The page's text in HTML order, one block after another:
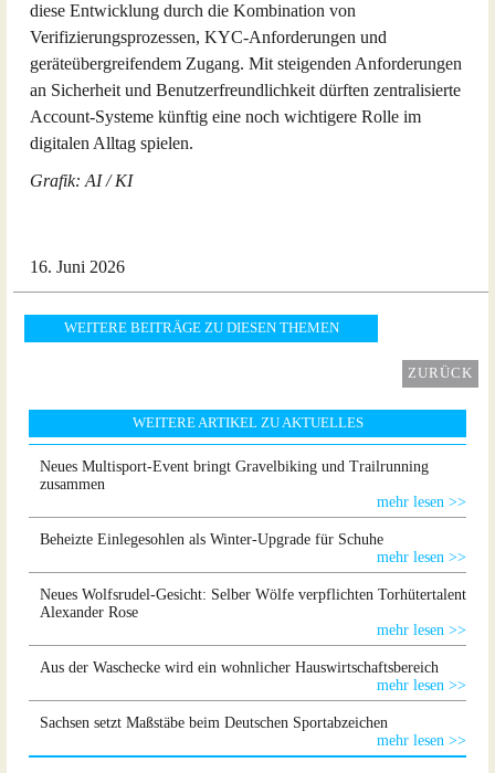
diese Entwicklung durch die Kombination von
Verifizierungsprozessen, KYC-Anforderungen und
geräteübergreifendem Zugang. Mit steigenden Anforderungen
an Sicherheit und Benutzerfreundlichkeit dürften zentralisierte
Account-Systeme künftig eine noch wichtigere Rolle im
digitalen Alltag spielen.
Grafik: AI / KI
16. Juni 2026
WEITERE BEITRÄGE ZU DIESEN THEMEN
ZURÜCK
WEITERE ARTIKEL ZU AKTUELLES
Neues Multisport-Event bringt Gravelbiking und Trailrunning
zusammen
mehr lesen >>
Beheizte Einlegesohlen als Winter-Upgrade für Schuhe
mehr lesen >>
Neues Wolfsrudel-Gesicht: Selber Wölfe verpflichten Torhütertalent
Alexander Rose
mehr lesen >>
Aus der Waschecke wird ein wohnlicher Hauswirtschaftsbereich
mehr lesen >>
Sachsen setzt Maßstäbe beim Deutschen Sportabzeichen
mehr lesen >>